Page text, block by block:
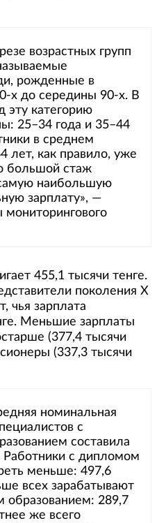
возрастных групп
рожденные в
х до середины 90-х. В
эту категорию
25–34 года и 35–44
в среднем
лет, как правило, уже
большой стаж
наибольшую
зарплату», —
455,1 тысячи тенге.
поколения Х
чья зарплата
Меньшие зарплаты
(377,4 тысячи
(337,3 тысячи
номинальная
с
составила
Работники с дипломом
меньше: 497,6
всех зарабатывают
образованием: 289,7
же всего